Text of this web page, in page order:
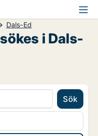
Dals-Ed
i Dals-
Sök